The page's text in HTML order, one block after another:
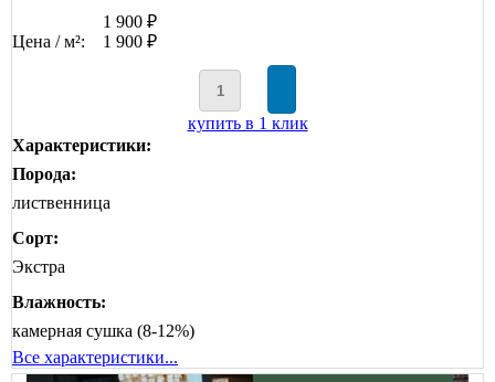
1 900 ₽
Цена / м²:
1 900 ₽
купить в 1 клик
Характеристики:
Порода:
лиственница
Сорт:
Экстра
Влажность:
камерная сушка (8-12%)
Все характеристики...